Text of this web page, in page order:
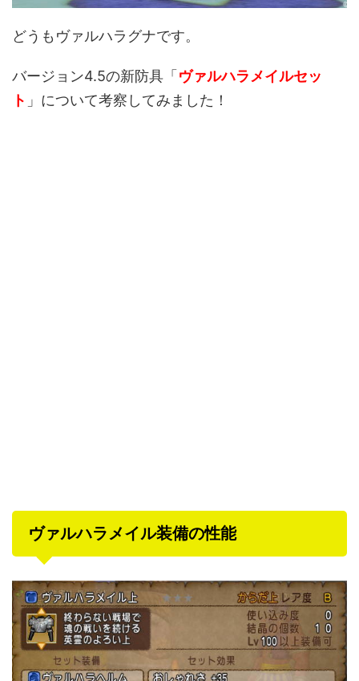
どうもヴァルハラグナです。
バージョン4.5の新防具「 ヴァルハラメイルセッ
ト 」について考察してみました！
ヴァルハラメイル装備の性能